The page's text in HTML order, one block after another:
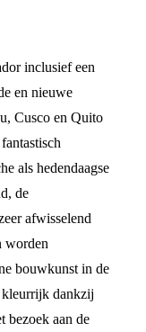
inclusief een
en nieuwe
Cusco en Quito
als hedendaagse
de
afwisselend
worden
bouwkunst in de
kleurrijk dankzij
bezoek aan de